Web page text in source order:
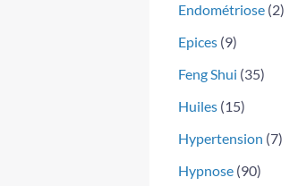
Endométriose (2)
Epices (9)
Feng Shui (35)
Huiles (15)
Hypertension (7)
Hypnose (90)